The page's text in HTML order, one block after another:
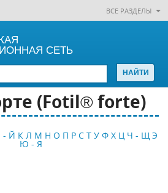
ВСЕ РАЗДЕЛЫ
СЕТЬ
(Fotil® forte)
- Й К Л М Н О П Р С Т У Ф Х Ц Ч - Щ Э
Ю - Я